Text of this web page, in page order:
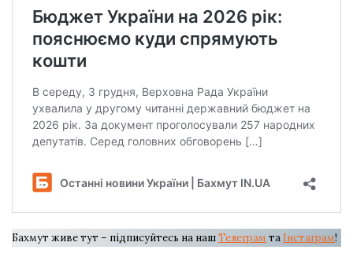
Бахмут живе тут – підписуйтесь на нашТелеграм та Інстаграм!